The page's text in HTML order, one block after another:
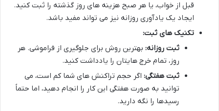
قبل از خواب، یا هر صبح هزینه های روز گذشته را ثبت کنید.
ایجاد یک یادآوری روزانه نیز می تواند مفید باشد.
تکنیک های ثبت:
ثبت روزانه: بهترین روش برای جلوگیری از فراموشی. هر
روز، تمام خرج هایتان را یادداشت کنید.
ثبت هفتگی: اگر حجم تراکنش های شما کم است، می
توانید به صورت هفتگی این کار را انجام دهید، اما حتماً
رسیدها را نگه دارید.